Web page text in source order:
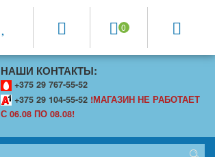
0
НАШИ КОНТАКТЫ:
+375 29 767-55-52
+375 29 104-55-52 !МАГАЗИН НЕ РАБОТАЕТ
С 06.08 ПО 08.08!